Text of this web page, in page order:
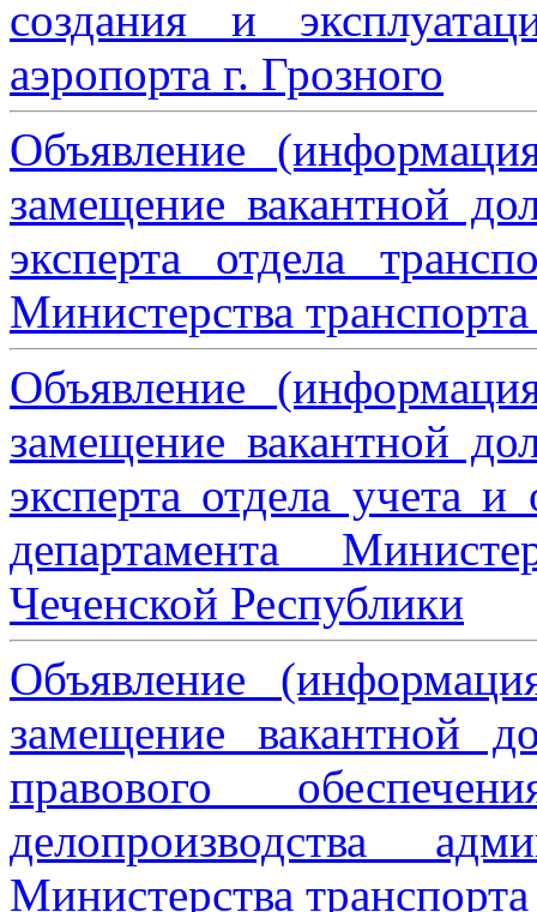
создания и
аэропорта г. Грозного
Объявление
замещение вакантной
эксперта отдела
Министерства
Объявление
замещение вакантной
эксперта отдела учета и
департамента
Чеченской Республики
Объявление
замещение вакантной
правового
делопроизводства
Министерства